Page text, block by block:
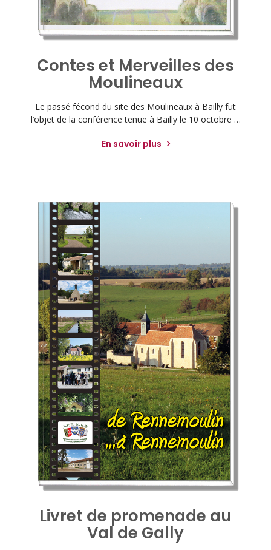
Contes et Merveilles des
Moulineaux
Le passé fécond du site des Moulineaux à Bailly fut
l’objet de la conférence tenue à Bailly le 10 octobre …
En savoir plus
Livret de promenade au
Val de Gally